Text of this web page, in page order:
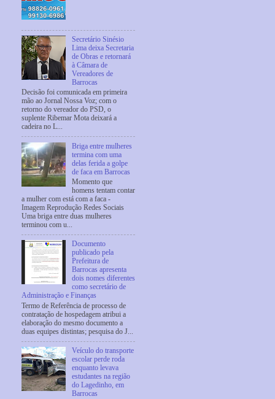
Secretário Sinésio
Lima deixa Secretaria
de Obras e retornará
à Câmara de
Vereadores de
Barrocas
Decisão foi comunicada em primeira
mão ao Jornal Nossa Voz; com o
retorno do vereador do PSD, o
suplente Ribemar Mota deixará a
cadeira no L...
Briga entre mulheres
termina com uma
delas ferida a golpe
de faca em Barrocas
Momento que
homens tentam contar
a mulher com está com a faca -
Imagem Reprodução Redes Sociais
Uma briga entre duas mulheres
terminou com u...
Documento
publicado pela
Prefeitura de
Barrocas apresenta
dois nomes diferentes
como secretário de
Administração e Finanças
Termo de Referência de processo de
contratação de hospedagem atribui a
elaboração do mesmo documento a
duas equipes distintas; pesquisa do J...
Veículo do transporte
escolar perde roda
enquanto levava
estudantes na região
do Lagedinho, em
Barrocas